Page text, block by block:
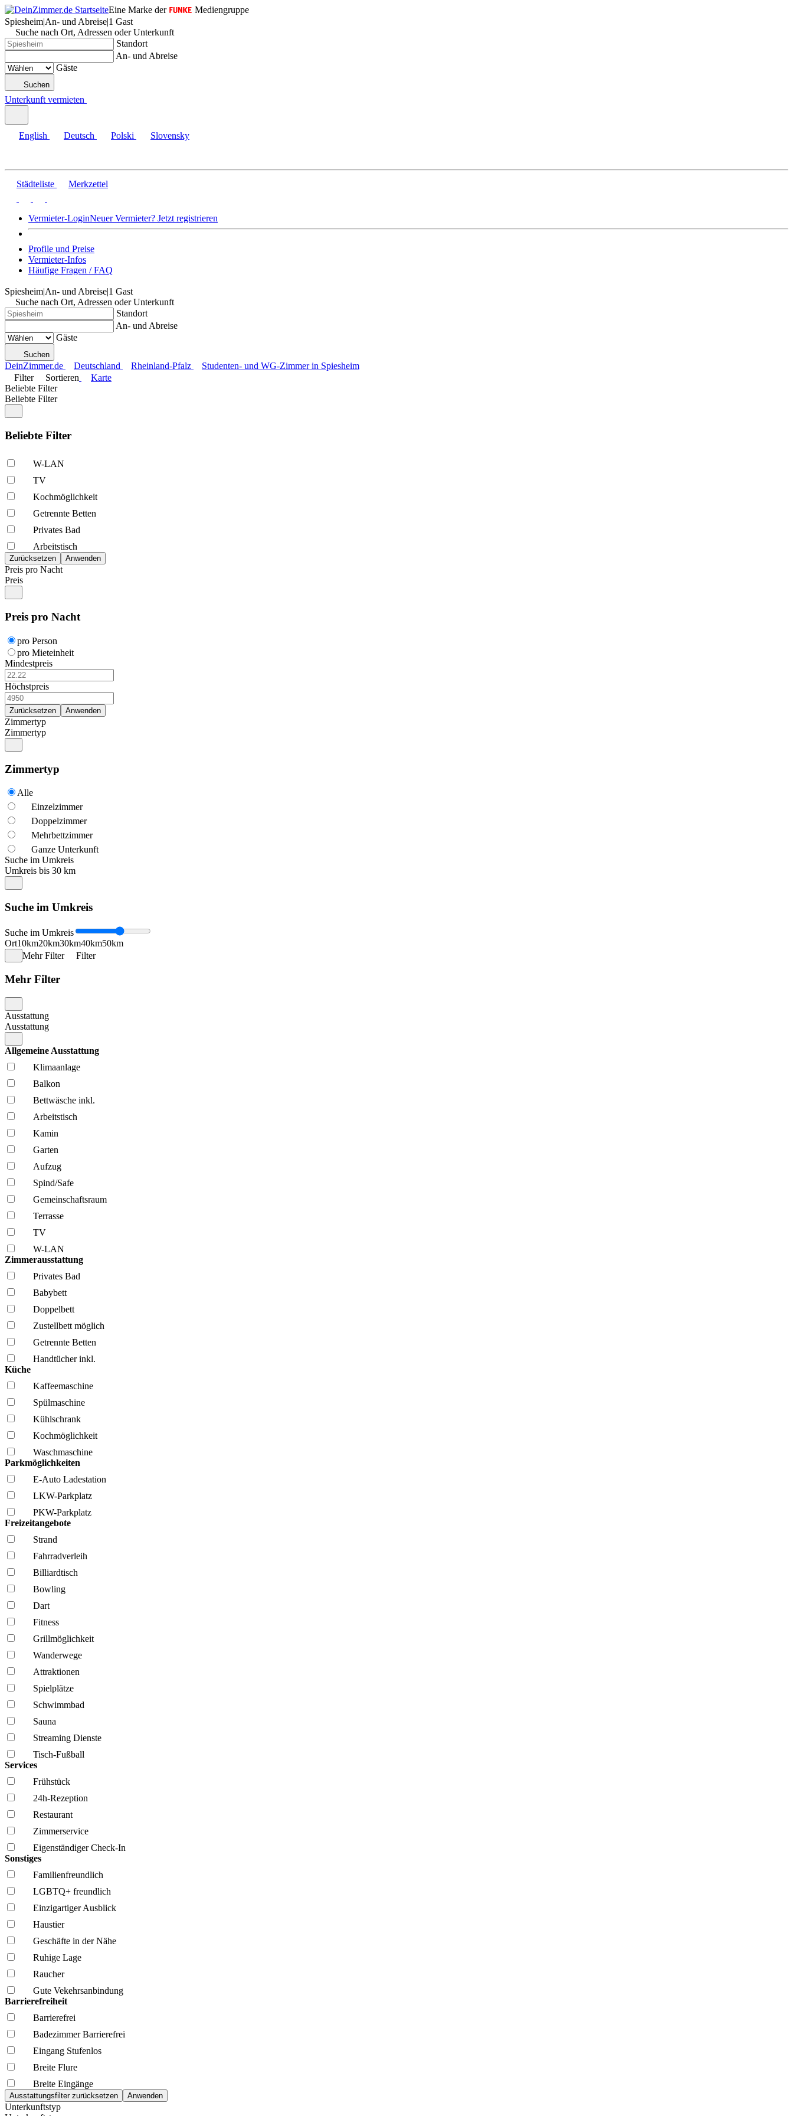
Eine Marke der
Mediengruppe
Spiesheim|An- und Abreise|1 Gast
Suche nach Ort, Adressen oder Unterkunft
Standort
An- und Abreise
Gäste
Suchen
Unterkunft vermieten
English Deutsch Polski Slovensky
Städteliste Merkzettel
Vermieter-LoginNeuer Vermieter? Jetzt registrieren
Profile und Preise
Vermieter-Infos
Häufige Fragen / FAQ
Spiesheim|An- und Abreise|1 Gast
Suche nach Ort, Adressen oder Unterkunft
Standort
An- und Abreise
Gäste
Suchen
DeinZimmer.de Deutschland Rheinland-Pfalz
Studenten- und WG-Zimmer in Spiesheim
Filter
Sortieren
Karte
Beliebte Filter
Beliebte Filter
Beliebte Filter
W-LAN
TV
Kochmöglich­keit
Getrennte Betten
Privates Bad
Arbeitstisch
Preis pro Nacht
Preis
Preis pro Nacht
pro Person
pro Mieteinheit
Mindestpreis
Höchstpreis
Zimmertyp
Zimmertyp
Zimmertyp
Alle
Einzelzimmer
Doppelzimmer
Mehrbettzimmer
Ganze Unterkunft
Suche im Umkreis
Umkreis bis 30 km
Suche im Umkreis
Suche im Umkreis
Ort10km20km30km40km50km
Mehr Filter
Filter
Mehr Filter
Ausstattung
Ausstattung
Allgemeine Ausstattung
Klima­anlage
Balkon
Bettwäsche inkl.
Arbeitstisch
Kamin
Garten
Aufzug
Spind/Safe
Gemeinschafts­raum
Terrasse
TV
W-LAN
Zimmerausstattung
Privates Bad
Babybett
Doppelbett
Zustellbett möglich
Getrennte Betten
Handtücher inkl.
Küche
Kaffee­maschine
Spül­maschine
Kühl­schrank
Kochmöglich­keit
Wasch­maschine
Parkmöglichkeiten
E-Auto Ladestation
LKW-Parkplatz
PKW-Parkplatz
Freizeitangebote
Strand
Fahrrad­verleih
Billiardtisch
Bowling
Dart
Fitness
Grillmöglich­keit
Wanderwege
Attraktionen
Spielplätze
Schwimmbad
Sauna
Streaming Dienste
Tisch-Fußball
Services
Frühstück
24h-Rezeption
Restaurant
Zimmerservice
Eigenständiger Check-In
Sonstiges
Familien­freundlich
LGBTQ+ freundlich
Einzigartiger Ausblick
Haustier
Geschäfte in der Nähe
Ruhige Lage
Raucher
Gute Vekehrsanbindung
Barrierefreiheit
Barrierefrei
Badezimmer Barrierefrei
Eingang Stufenlos
Breite Flure
Breite Eingänge
Unterkunftstyp